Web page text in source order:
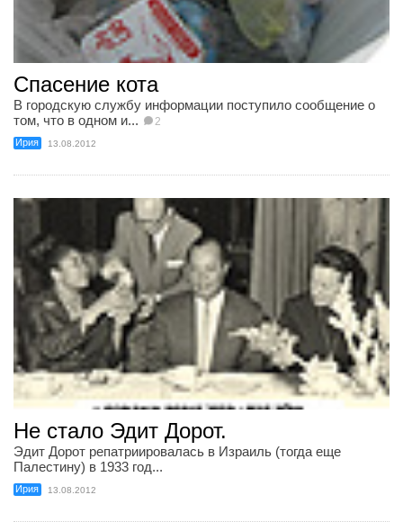
Спасение кота
В городскую службу информации поступило сообщение о
том, что в одном и...
2
Ирия 13.08.2012
Не стало Эдит Дорот.
Эдит Дорот репатриировалась в Израиль (тогда еще
Палестину) в 1933 год...
Ирия 13.08.2012